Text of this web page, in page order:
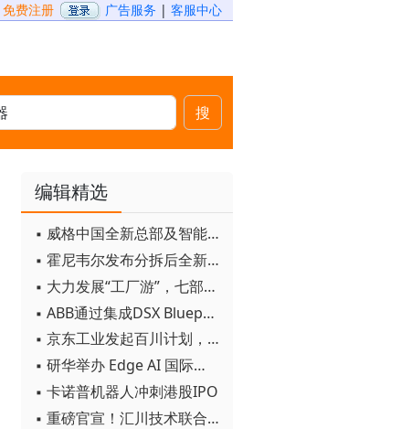
免费注册 广告服务 | 客服中心
搜
编辑精选
▪ 威格中国全新总部及智能工厂启用
▪ 霍尼韦尔发布分拆后全新品牌：霍尼韦尔科技与霍尼韦尔航空航天
▪ 大力发展“工厂游”，七部门联合发文！
▪ ABB通过集成DSX Blueprint AI基础设施，扩大与英伟达的合作
▪ 京东工业发起百川计划， 构建工业大模型新生态
▪ 研华举办 Edge AI 国际论坛
▪ 卡诺普机器人冲刺港股IPO
▪ 重磅官宣！汇川技术联合发起 D12 联盟，开创产教融合新范式